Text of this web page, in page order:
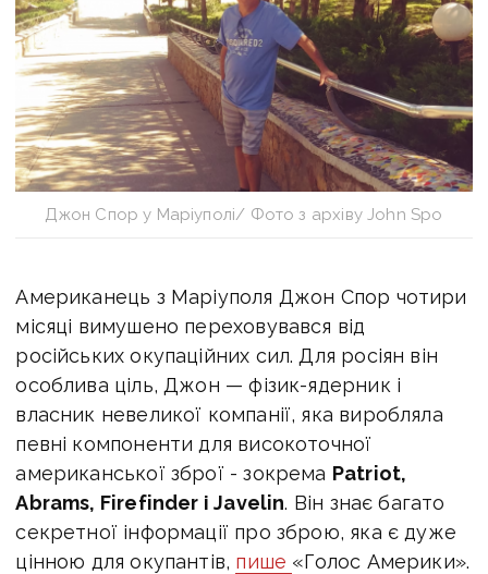
Джон Спор у Маріуполі/ Фото з архіву John Spo
Американець з Маріуполя Джон Спор чотири
місяці вимушено переховувався від
російських окупаційних сил. Для росіян він
особлива ціль, Джон — фізик-ядерник і
власник невеликої компанії, яка виробляла
певні компоненти для високоточної
американської зброї - зокрема Patriot,
Abrams, Firefinder і Javelin. Він знає багато
секретної інформації про зброю, яка є дуже
цінною для окупантів, пише «Голос Америки».